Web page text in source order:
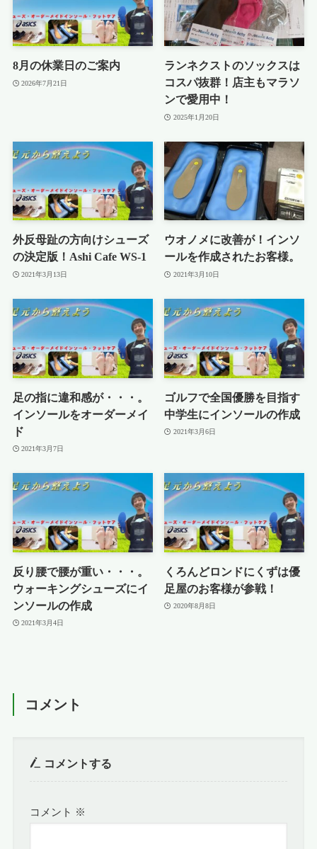
8月の休業日のご案内
2026年7月21日
ランネクストのソックスは
コスパ抜群！店主もマラソ
ンで愛用中！
2025年1月20日
外反母趾の方向けシューズ
の決定版！Ashi Cafe WS-1
2021年3月13日
ウオノメに改善が！インソ
ールを作成されたお客様。
2021年3月10日
足の指に違和感が・・・。
インソールをオーダーメイ
ド
2021年3月7日
ゴルフで全国優勝を目指す
中学生にインソールの作成
2021年3月6日
反り腰で腰が重い・・・。
ウォーキングシューズにイ
ンソールの作成
2021年3月4日
くろんどロンドにくずは優
足屋のお客様が参戦！
2020年8月8日
コメント
コメントする
コメント ※